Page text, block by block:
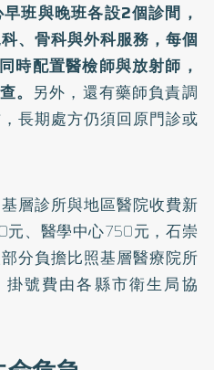
班與晚班各設2個診間，
、骨科與外科服務，每個
時配置醫檢師與放射師，
。 另外，還有藥師負責調
長期處方仍須回原門診或
層診所與地區醫院收費新
、醫學中心750元，石崇
分負擔比照基層醫療院所
號費由各縣市衛生局協